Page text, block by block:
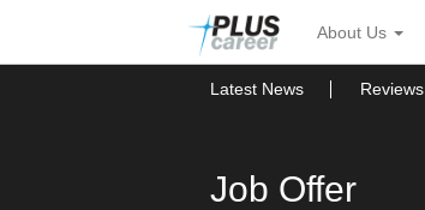
뉴
토
About Us
Latest News Reviews
Job Offer